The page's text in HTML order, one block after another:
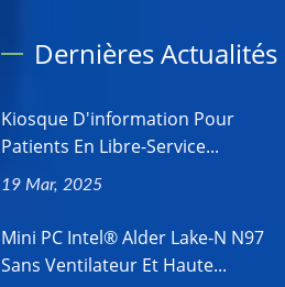
Dernières Actualités
Kiosque D'information Pour
Patients En Libre-Service...
19 Mar, 2025
Mini PC Intel® Alder Lake-N N97
Sans Ventilateur Et Haute...